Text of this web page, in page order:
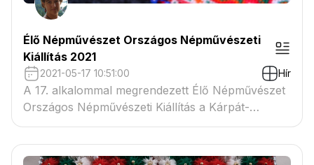
Élő Népművészet Országos Népművészeti
Kiállítás 2021
2021-05-17 10:51:00 Hír
A 17. alkalommal megrendezett Élő Népművészet
Országos Népművészeti Kiállítás a Kárpát-
medencei kézművesek ötévente látható
legnagyobb seregszemléje. A több mint másfél
ezer népművészeti alkotást felvonultató tárlaton